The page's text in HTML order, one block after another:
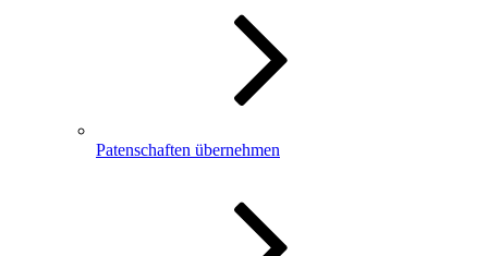
Patenschaften übernehmen